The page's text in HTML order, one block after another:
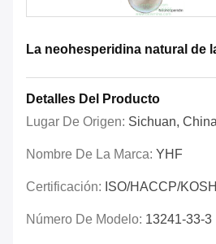
La neohesperidina natural de
Detalles Del Producto
Lugar De Origen: Sichuan,
Nombre De La Marca: YHF
Certificación: ISO/HACCP/
Número De Modelo: 13241-33-3